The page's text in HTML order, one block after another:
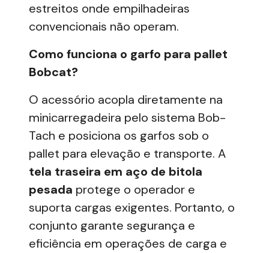
estreitos onde empilhadeiras
convencionais não operam.
Como funciona o garfo para pallet
Bobcat?
O acessório acopla diretamente na
minicarregadeira pelo sistema Bob-
Tach e posiciona os garfos sob o
pallet para elevação e transporte. A
tela traseira em aço de bitola
pesada protege o operador e
suporta cargas exigentes. Portanto, o
conjunto garante segurança e
eficiência em operações de carga e